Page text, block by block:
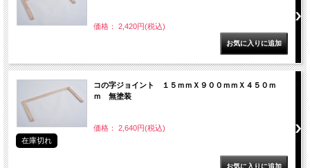
価格： 2,420円(税込)
コの字ジョイント １５ｍｍＸ９００ｍｍＸ４５０ｍ
ｍ 無塗装
価格： 2,640円(税込)
在庫切れ